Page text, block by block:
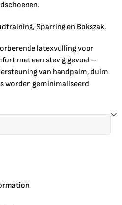
Sparring en Bokszak.
latexvulling voor
met een stevig gevoel –
van handpalm, duim
worden geminimaliseerd